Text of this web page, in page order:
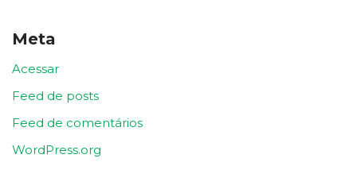
Meta
Acessar
Feed de posts
Feed de comentários
WordPress.org